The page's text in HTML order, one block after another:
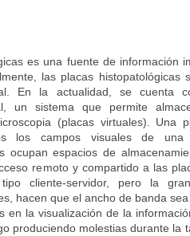
es una fuente de información
las placas histopatológicas
En la actualidad, se cuenta
un sistema que permite
(placas virtuales). Una
los campos visuales de una
ocupan espacios de
remoto y compartido a las
tipo cliente-servidor, pero la
hacen que el ancho de banda
en la visualización de la
produciendo molestias durante la